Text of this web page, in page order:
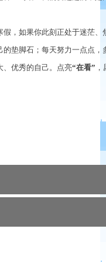
假，如果你此刻正处于迷茫、
的垫脚石；每天努力一点点
、优秀的自己。点亮“在看”